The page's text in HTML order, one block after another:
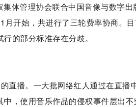
体管理协会联合中国音像与数字出
开始，共进行了三轮费率协商。
的部分标准存在分歧。
直播。一大批网络红人通过在直播
，使用音乐作品的侵权事件层出